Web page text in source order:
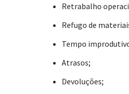
Retrabalho
Refugo de
Tempo
Atrasos;
Devoluções;